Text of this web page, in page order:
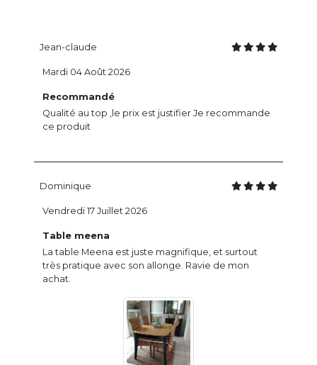
Jean-claude
Recommandé
Qualité au top ,le prix est justifier Je recommande
ce produit
Mardi 04 Août 2026
Dominique
Table meena
La table Meena est juste magnifique, et surtout
très pratique avec son allonge. Ravie de mon
achat.
Vendredi 17 Juillet 2026